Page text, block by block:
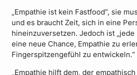
„Empathie ist kein Fastfood“, sie
und es braucht Zeit, sich in eine
hineinzuversetzen. Jedoch ist
eine neue Chance, Empathie zu
Fingerspitzengefühl zu entwickeln.“
„Empathie hilft dem, der